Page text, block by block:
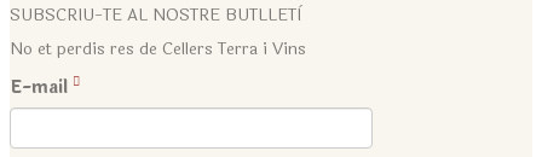
SUBSCRIU-TE AL NOSTRE BUTLLETÌ
No et perdis res de Cellers Terra i Vins
E-mail